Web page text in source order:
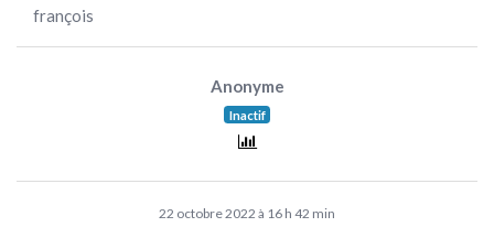
françois
Anonyme
Inactif
22 octobre 2022 à 16 h 42 min